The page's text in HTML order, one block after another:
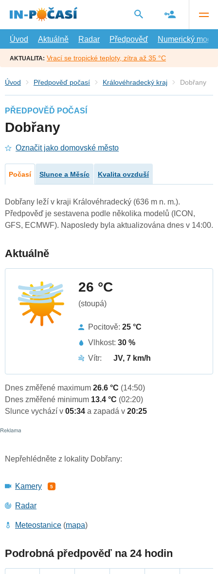
hlavní
Úvod
Aktuálně Radar Předpověď Numerický model
AKTUALITA: Vrací se tropické teploty, zítra až 35 °C
Úvod Předpověď počasí Královéhradecký kraj Dobřany
PŘEDPOVĚĎ POČASÍ
Dobřany
Označit jako domovské město
Počasí Slunce a Měsíc Kvalita ovzduší
Dobřany leží v kraji Královéhradecký (636 m n. m.).
Předpověď je sestavena podle několika modelů (ICON,
GFS, ECMWF). Naposledy byla aktualizována dnes v 14:00.
Aktuálně
26 °C
(stoupá)
Pocitově: 25 °C
Vlhkost: 30 %
Vítr:
JV, 7 km/h
Dnes změřené maximum 26.6 °C (14:50)
Dnes změřené minimum 13.4 °C (02:20)
Slunce vychází v 05:34 a zapadá v 20:25
Nepřehlédněte z lokality Dobřany:
Kamery 5
Radar
Meteostanice (mapa)
Podrobná předpověď na 24 hodin